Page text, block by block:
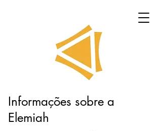
Informações sobre a
Elemiah